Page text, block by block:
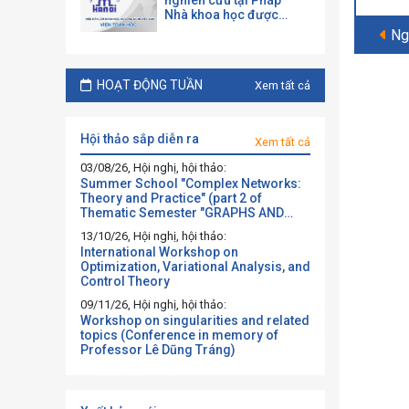
Nhà khoa học được
CNRS
HOẠT ĐỘNG TUẦN Xem tất cả
hội thảo sắp diễn ra
Xem tất cả
03/08/26, Hội nghị, hội thảo:
Summer School "Complex Networks:
Theory and Practice" (part 2 of
Thematic Semester "GRAPHS AND
13/10/26, Hội nghị, hội thảo:
International Workshop on
Optimization, Variational Analysis, and
Control Theory
09/11/26, Hội nghị, hội thảo:
Workshop on singularities and related
topics (Conference in memory of
Professor Lê Dũng Tráng)